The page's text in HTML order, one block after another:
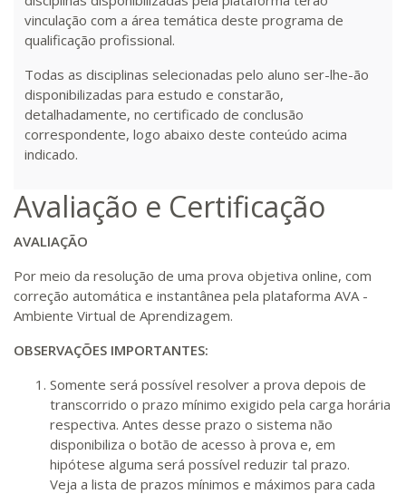
vinculação com a área temática deste programa de
qualificação profissional.
Todas as disciplinas selecionadas pelo aluno ser-lhe-ão
disponibilizadas para estudo e constarão,
detalhadamente, no certificado de conclusão
correspondente, logo abaixo deste conteúdo acima
indicado.
Avaliação e Certificação
AVALIAÇÃO
Por meio da resolução de uma prova objetiva online, com
correção automática e instantânea pela plataforma AVA -
Ambiente Virtual de Aprendizagem.
OBSERVAÇÕES IMPORTANTES:
Somente será possível resolver a prova depois de
transcorrido o prazo mínimo exigido pela carga horária
respectiva. Antes desse prazo o sistema não
disponibiliza o botão de acesso à prova e, em
hipótese alguma será possível reduzir tal prazo.
Veja a lista de prazos mínimos e máximos para cada